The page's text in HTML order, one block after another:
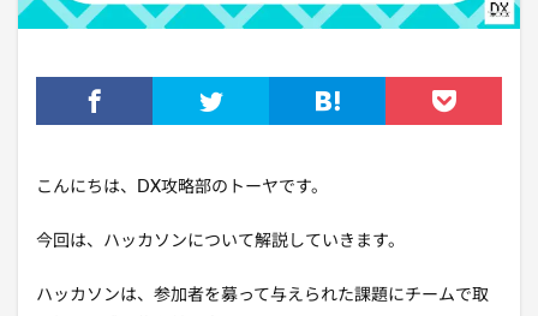
こんにちは、DX攻略部のトーヤです。
今回は、ハッカソンについて解説していきます。
ハッカソンは、参加者を募って与えられた課題にチームで取